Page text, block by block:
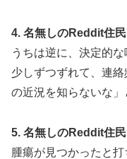
4. 名無しのReddit住民
うちは逆に、決定的
少しずつずれて、連
の近況を知らないな」
5. 名無しのReddit住民
腫瘍が見つかったと